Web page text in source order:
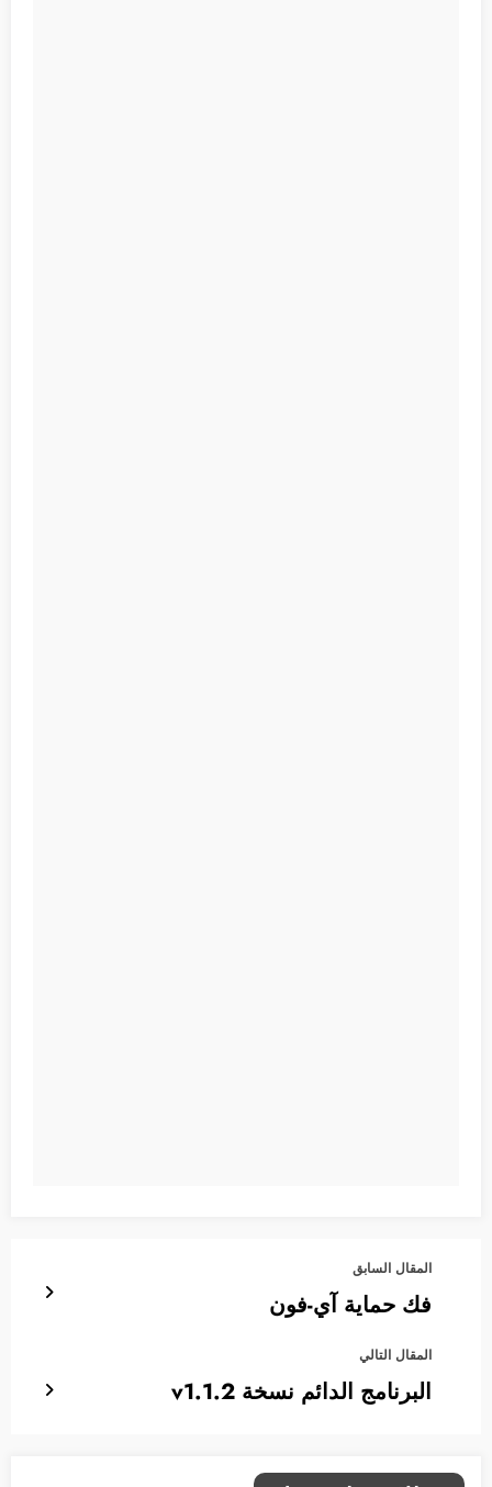
المقال السابق
فك حماية آي-فون
المقال التالي
البرنامج الدائم نسخة v1.1.2